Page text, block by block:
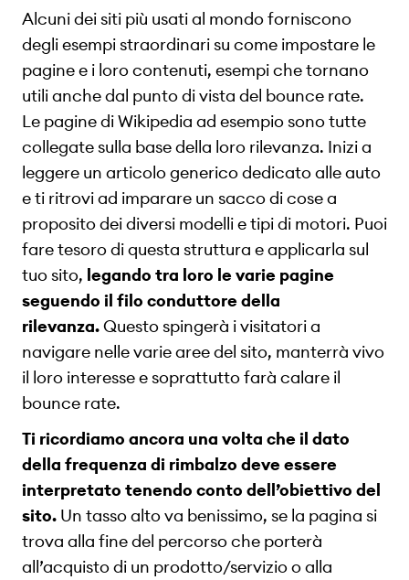
Alcuni dei siti più usati al mondo forniscono
degli esempi straordinari su come impostare le
pagine e i loro contenuti, esempi che tornano
utili anche dal punto di vista del bounce rate.
Le pagine di Wikipedia ad esempio sono tutte
collegate sulla base della loro rilevanza. Inizi a
leggere un articolo generico dedicato alle auto
e ti ritrovi ad imparare un sacco di cose a
proposito dei diversi modelli e tipi di motori. Puoi
fare tesoro di questa struttura e applicarla sul
tuo sito, legando tra loro le varie pagine
seguendo il filo conduttore della
rilevanza.Questo spingerà i visitatori a
navigare nelle varie aree del sito, manterrà vivo
il loro interesse e soprattutto farà calare il
bounce rate.
Ti ricordiamo ancora una volta che il dato
della frequenza di rimbalzo deve essere
interpretato tenendo conto dell’obiettivo del
sito. Un tasso alto va benissimo, se la pagina si
trova alla fine del percorso che porterà
all’acquisto di un prodotto/servizio o alla